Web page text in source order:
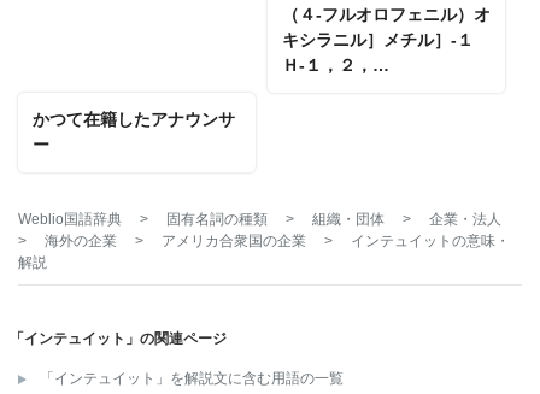
（４‐フルオロフェニル）オ
キシラニル］メチル］‐１
Ｈ‐１，２，…
かつて在籍したアナウンサ
ー
Weblio国語辞典 > 固有名詞の種類 > 組織・団体 >
企業・法人
>
海外の企業 > アメリカ合衆国の企業 > インテュイット の意味・
解説
「インテュイット」の関連ページ
「インテュイット」を解説文に含む用語の一覧